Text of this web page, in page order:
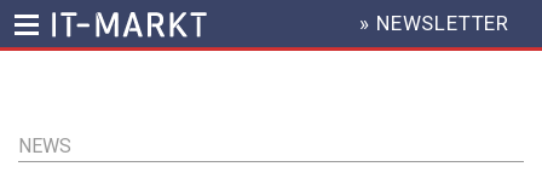
Inhalt
HEADER
MENU
» NEWSLETTER
NEWS